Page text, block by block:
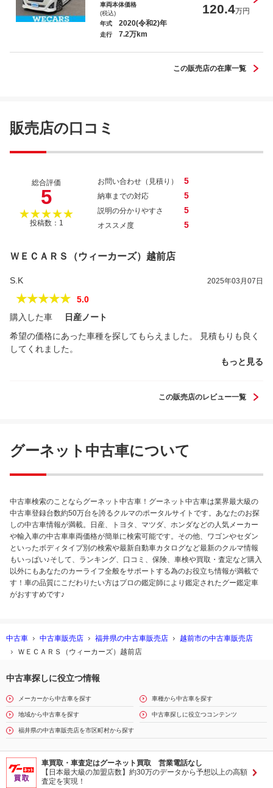
車両本体価格
(税込)
120.4万円
年式 2020(令和2)年
走行 7.2万km
この販売店の在庫一覧
販売店の口コミ
総合評価
5
★★★★★
投稿数：1
お問い合わせ（見積り） 5
納車までの対応 5
説明の分かりやすさ 5
オススメ度 5
ＷＥＣＡＲＳ（ウィーカーズ）越前店
S.K 2025年03月07日
★★★★★
5.0
購入した車
日産ノート
希望の価格にあった車種を探してもらえました。 見積もりも良く
してくれました。
もっと見る
この販売店のレビュー一覧
グーネット中古車について
中古車検索のことならグーネット中古車！グーネット中古車は業界最大級の
中古車登録台数約50万台を誇るクルマのポータルサイトです。あなたのお探
しの中古車情報が満載。日産、トヨタ、マツダ、ホンダなどの人気メーカー
や輸入車の中古車車両価格が簡単に検索可能です。その他、ワゴンやセダン
といったボディタイプ別の検索や最新自動車カタログなど最新のクルマ情報
もいっぱい♪そして、ランキング、口コミ、保険、車検や買取・査定など購入
以外にもあなたのカーライフ全般をサポートする為のお役立ち情報が満載で
す！車の品質にこだわりたい方はプロの鑑定師により鑑定されたグー鑑定車
がおすすめです♪
中古車 中古車販売店 福井県の中古車販売店
越前市の中古車販売店
ＷＥＣＡＲＳ（ウィーカーズ）越前店
中古車探しに役立つ情報
メーカーから中古車を探す 車種から中古車を探す
地域から中古車を探す 中古車探しに役立つコンテンツ
福井県の中古車販売店を市区町村から探す
車買取・車査定はグーネット買取 営業電話なし
【日本最大級の加盟店数】約30万のデータから予想以上の高額
査定を実現！